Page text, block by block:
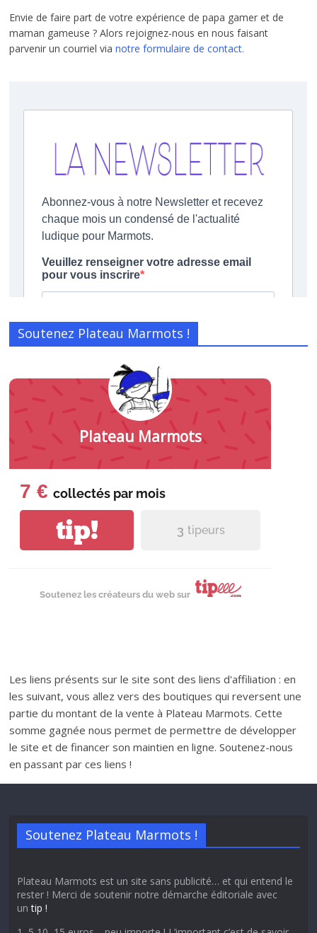
Envie de faire part de votre expérience de papa gamer et de
maman gameuse ? Alors rejoignez-nous en nous faisant
parvenir un courriel vianotre formulaire de contact.
Soutenez Plateau Marmots !
Plateau Marmots
7 € collectés par mois
tip! 3 tipeurs
Soutenez les créateurs du web sur
Les liens présents sur le site sont des liens d'affiliation : en
les suivant, vous allez vers des boutiques qui reversent une
partie du montant de la vente à Plateau Marmots. Cette
somme gagnée nous permet de permettre de développer
le site et de financer son maintien en ligne. Soutenez-nous
en passant par ces liens !
Soutenez Plateau Marmots !
Plateau Marmots est un site sans publicité… et qui entend le
rester ! Merci de soutenir notre démarche éditoriale avec
untip !